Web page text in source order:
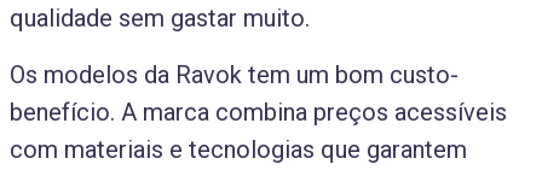
qualidade sem gastar muito.
Os modelos da Ravok tem um bom custo-
benefício. A marca combina preços acessíveis
com materiais e tecnologias que garantem